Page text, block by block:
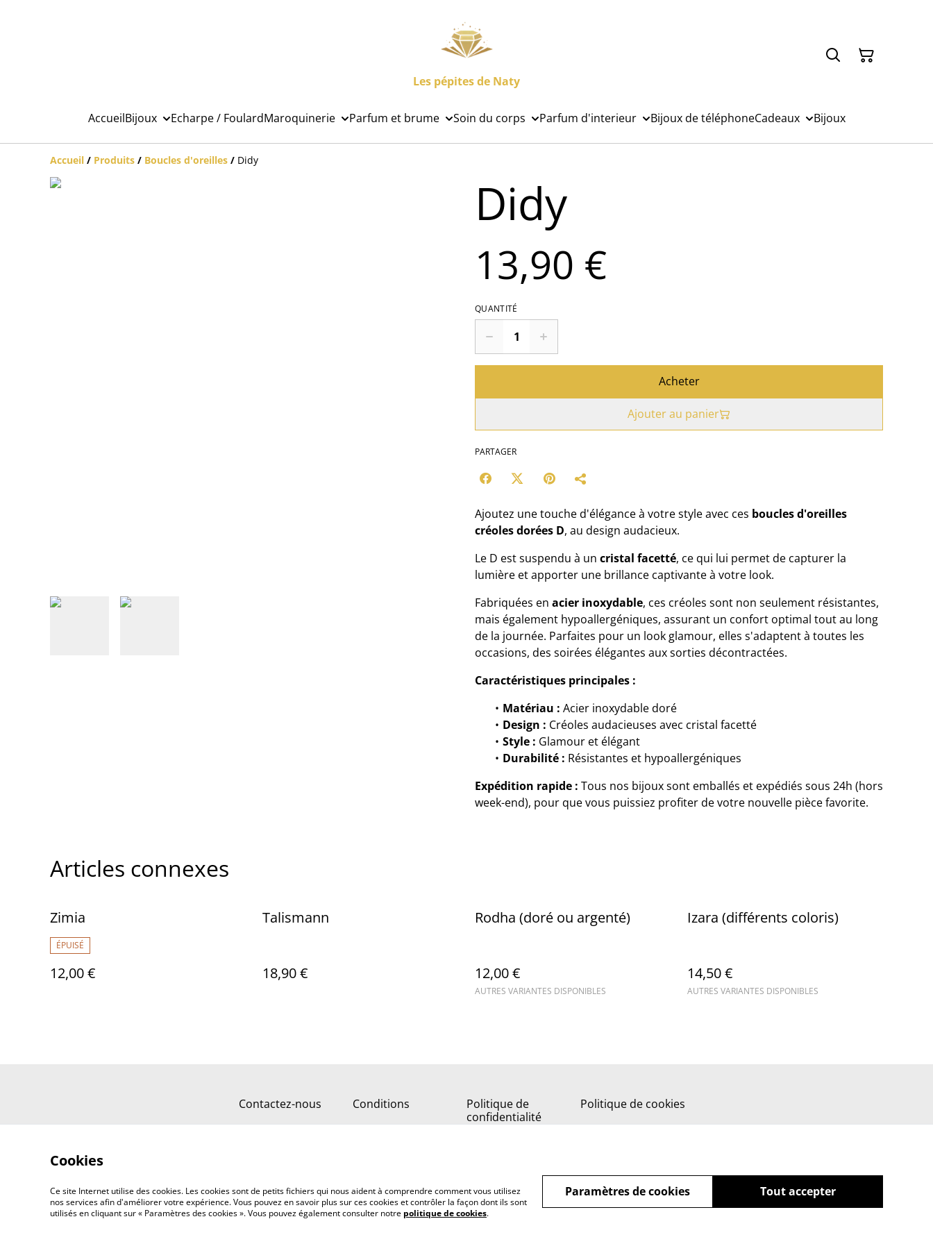
Les pépites de Naty
AccueilBijoux Echarpe / FoulardMaroquinerie Parfum et brume Soin du corps Parfum d'interieur Bijoux de téléphoneCadeaux Bijoux
Accueil / Produits / Boucles d'oreilles / Didy
Didy
13,90 €
QUANTITÉ
Acheter
Ajouter au panier
PARTAGER
Ajoutez une touche d'élégance à votre style avec ces boucles d'oreilles
créoles dorées D, au design audacieux.
Le D est suspendu à un cristal facetté, ce qui lui permet de capturer la
lumière et apporter une brillance captivante à votre look.
Fabriquées en acier inoxydable, ces créoles sont non seulement résistantes,
mais également hypoallergéniques, assurant un confort optimal tout au long
de la journée. Parfaites pour un look glamour, elles s'adaptent à toutes les
occasions, des soirées élégantes aux sorties décontractées.
Caractéristiques principales :
Matériau : Acier inoxydable doré
Design : Créoles audacieuses avec cristal facetté
Style : Glamour et élégant
Durabilité : Résistantes et hypoallergéniques
Expédition rapide : Tous nos bijoux sont emballés et expédiés sous 24h (hors
week-end), pour que vous puissiez profiter de votre nouvelle pièce favorite.
Articles connexes
Zimia
ÉPUISÉ
12,00 €
Talismann
18,90 €
Rodha (doré ou argenté)
12,00 €
AUTRES VARIANTES DISPONIBLES
Izara (différents coloris)
14,50 €
AUTRES VARIANTES DISPONIBLES
Contactez-nous Conditions
Politique de
confidentialité
Politique de cookies
©2026 Les pépites de Naty
Cookies
Ce site Internet utilise des cookies. Les cookies sont de petits fichiers qui nous aident à comprendre comment vous utilisez
nos services afin d'améliorer votre expérience. Vous pouvez en savoir plus sur ces cookies et contrôler la façon dont ils sont
utilisés en cliquant sur « Paramètres des cookies ». Vous pouvez également consulter notre politique de cookies.
Tout accepter
Paramètres de cookies